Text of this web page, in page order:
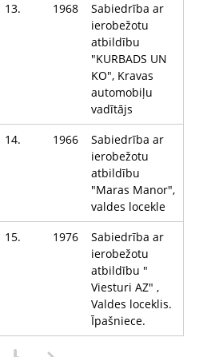
13. 1968
Sabiedrība ar
ierobežotu
atbildību
"KURBADS UN
KO", Kravas
automobiļu
vadītājs
14. 1966
Sabiedrība ar
ierobežotu
atbildību
"Maras Manor",
valdes locekle
15. 1976
Sabiedrība ar
ierobežotu
atbildību "
Viesturi AZ" ,
Valdes loceklis.
Īpašniece.